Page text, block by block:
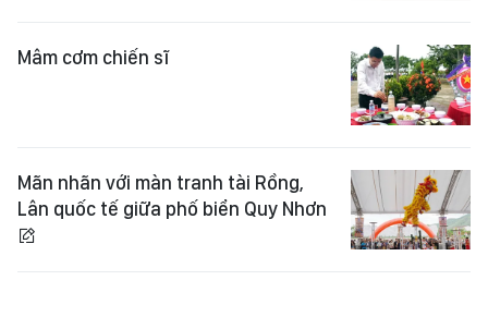
Mâm cơm chiến sĩ
Mãn nhãn với màn tranh tài Rồng,
Lân quốc tế giữa phố biển Quy Nhơn